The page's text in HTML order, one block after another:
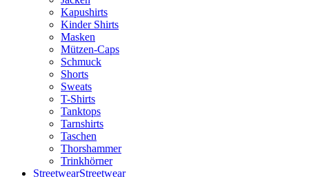
Kapushirts
Kinder Shirts
Masken
Mützen-Caps
Schmuck
Shorts
Sweats
T-Shirts
Tanktops
Tarnshirts
Taschen
Thorshammer
Trinkhörner
StreetwearStreetwear